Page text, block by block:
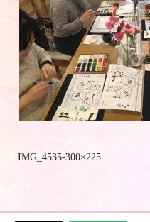
IMG_4535-300×225